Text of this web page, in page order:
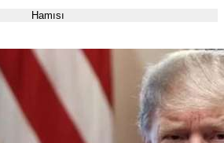
Hamısı